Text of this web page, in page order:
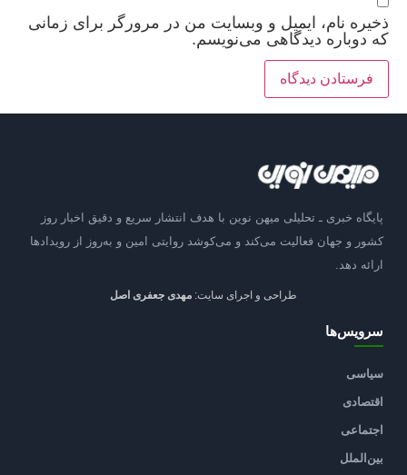
ذخیره نام، ایمیل و وبسایت من در مرورگر برای زمانی
که دوباره دیدگاهی می‌نویسم.
پایگاه خبری ـ تحلیلی میهن نوین با هدف انتشار سریع و دقیق اخبار روز
کشور و جهان فعالیت می‌کند و می‌کوشد روایتی امین و به‌روز از رویدادها
ارائه دهد.
طراحی و اجرای سایت: مهدی جعفری اصل
سرویس‌ها
سیاسی
اقتصادی
اجتماعی
بین‌الملل